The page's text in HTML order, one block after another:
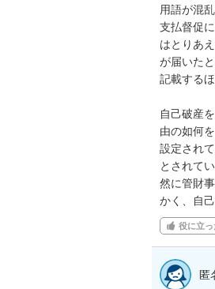
用語が混
支払督促
はとりあ
が届いた
記載する
自己破産
由の如何
設定され
とされて
然に管財
かく、自
役に立っ
匿